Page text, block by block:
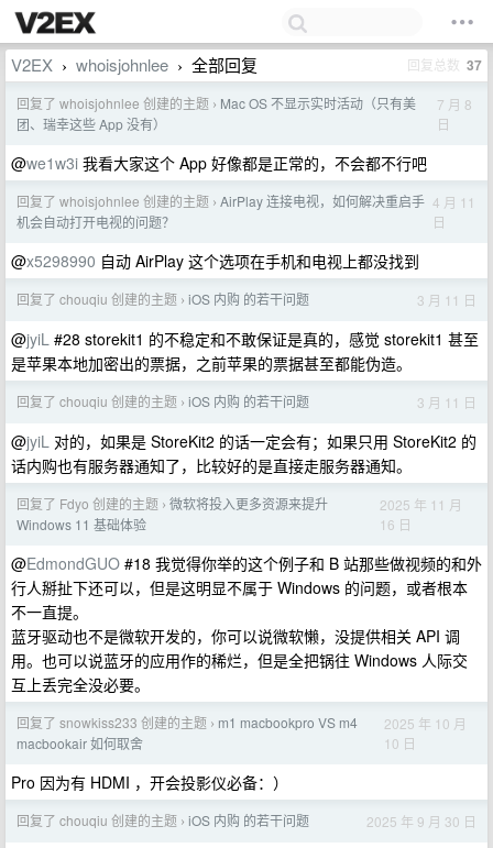
V2EX › whoisjohnlee › 全部回复 回复总数 37
回复了 whoisjohnlee 创建的主题 › Mac OS 不显示实时活动（只有美
团、瑞幸这些 App 没有）
7 月 8
日
@we1w3i 我看大家这个 App 好像都是正常的，不会都不行吧
回复了 whoisjohnlee 创建的主题 › AirPlay 连接电视，如何解决重启手
机会自动打开电视的问题？
4 月 11
日
@x5298990 自动 AirPlay 这个选项在手机和电视上都没找到
回复了 chouqiu 创建的主题 › iOS 内购 的若干问题 3 月 11 日
@jyiL #28 storekit1 的不稳定和不敢保证是真的，感觉 storekit1 甚至
是苹果本地加密出的票据，之前苹果的票据甚至都能伪造。
回复了 chouqiu 创建的主题 › iOS 内购 的若干问题 3 月 11 日
@jyiL 对的，如果是 StoreKit2 的话一定会有；如果只用 StoreKit2 的
话内购也有服务器通知了，比较好的是直接走服务器通知。
回复了 Fdyo 创建的主题 › 微软将投入更多资源来提升
Windows 11 基础体验
2025 年 11 月
16 日
@EdmondGUO #18 我觉得你举的这个例子和 B 站那些做视频的和外
行人掰扯下还可以，但是这明显不属于 Windows 的问题，或者根本
不一直提。
蓝牙驱动也不是微软开发的，你可以说微软懒，没提供相关 API 调
用。也可以说蓝牙的应用作的稀烂，但是全把锅往 Windows 人际交
互上丢完全没必要。
回复了 snowkiss233 创建的主题 › m1 macbookpro VS m4
macbookair 如何取舍
2025 年 10 月
10 日
Pro 因为有 HDMI ，开会投影仪必备：）
回复了 chouqiu 创建的主题 › iOS 内购 的若干问题 2025 年 9 月 30 日